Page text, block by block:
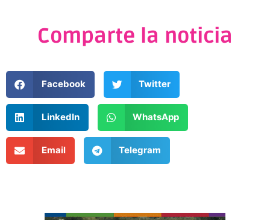
Comparte la noticia
Facebook Twitter
LinkedIn WhatsApp
Email Telegram